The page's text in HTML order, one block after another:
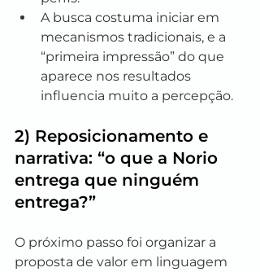
A busca costuma iniciar em
mecanismos tradicionais, e a
“primeira impressão” do que
aparece nos resultados
influencia muito a percepção.
2) Reposicionamento e
narrativa: “o que a Norio
entrega que ninguém
entrega?”
O próximo passo foi organizar a
proposta de valor em linguagem